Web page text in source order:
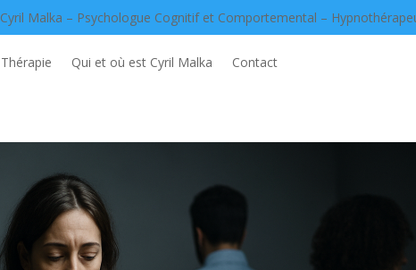
Cyril Malka – Psychologue Cognitif et Comportemental –
Thérapie Qui et où est Cyril Malka Contact